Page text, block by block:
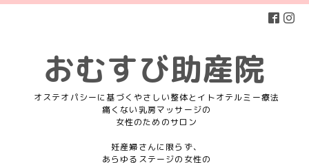
おむすび助産院
オステオパシーに基づくやさしい整体とイトオテルミー療法
痛くない乳房マッサージの
女性のためのサロン
妊産婦さんに限らず、
あらゆるステージの女性の